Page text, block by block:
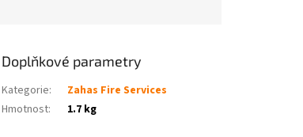
Doplňkové parametry
Kategorie:
Zahas Fire Services
Hmotnost: 1.7 kg